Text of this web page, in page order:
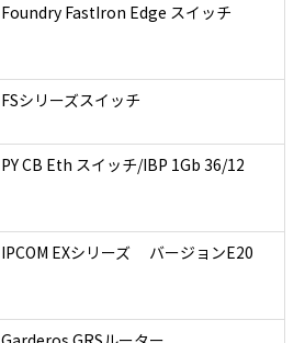
Foundry FastIron Edge スイッチ
FSシリーズスイッチ
PY CB Eth スイッチ/IBP 1Gb 36/12
IPCOM EXシリーズ バージョンE20